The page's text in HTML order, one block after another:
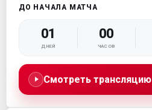
ДО НАЧАЛА МАТЧА
01
ДНЕЙ
00
ЧАСОВ
Смотреть трансляцию